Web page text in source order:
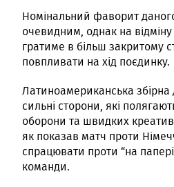
Номінальний фаворит
очевидним, однак на
гратиме в більш закритому
повпливати на хід поєдинку.
Латиноамериканська збірна
сильні сторони, які
оборони та швидких
як показав матч проти
спрацювати проти “на
команди.